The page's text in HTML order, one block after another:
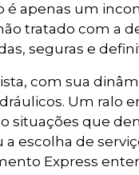
é apenas um
tratado com a
seguras e
com sua
Um ralo
situações que
a escolha de
Express